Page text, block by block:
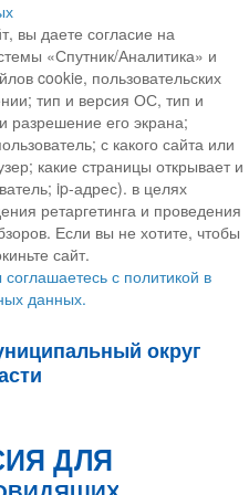
вы даете согласие на
«Спутник/Аналитика» и
cookie, пользовательских
тип и версия ОС, тип и
разрешение его экрана;
с какого сайта или
какие страницы открывает и
ip-адрес). в целях
ретаргетинга и проведения
Если вы не хотите, чтобы
сайт.
с политикой в
данных.